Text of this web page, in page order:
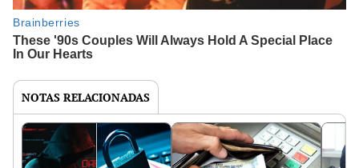
NOTAS RELACIONADAS